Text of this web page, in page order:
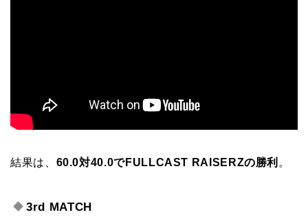
結果は、 60.0対40.0でFULLCAST RAISERZの勝利 。
3rd MATCH